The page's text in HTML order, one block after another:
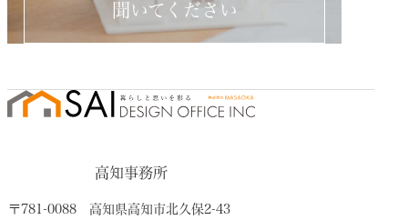
聞いてください
高知事務所
〒781-0088 高知県高知市北久保2-43